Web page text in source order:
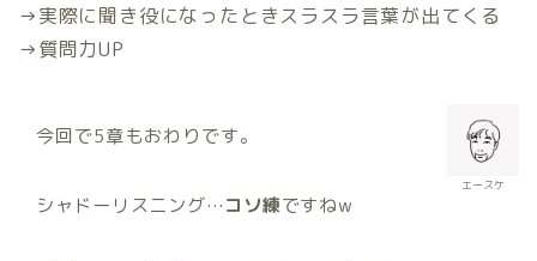
→実際に聞き役になったときスラスラ言葉が出てくる
→質問力UP
エースケ
今回で5章もおわりです。
シャドーリスニング…コソ練ですねw